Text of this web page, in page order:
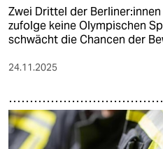
Zwei Drittel der
zufolge keine Olympischen
schwächt die Chancen der
24.11.2025